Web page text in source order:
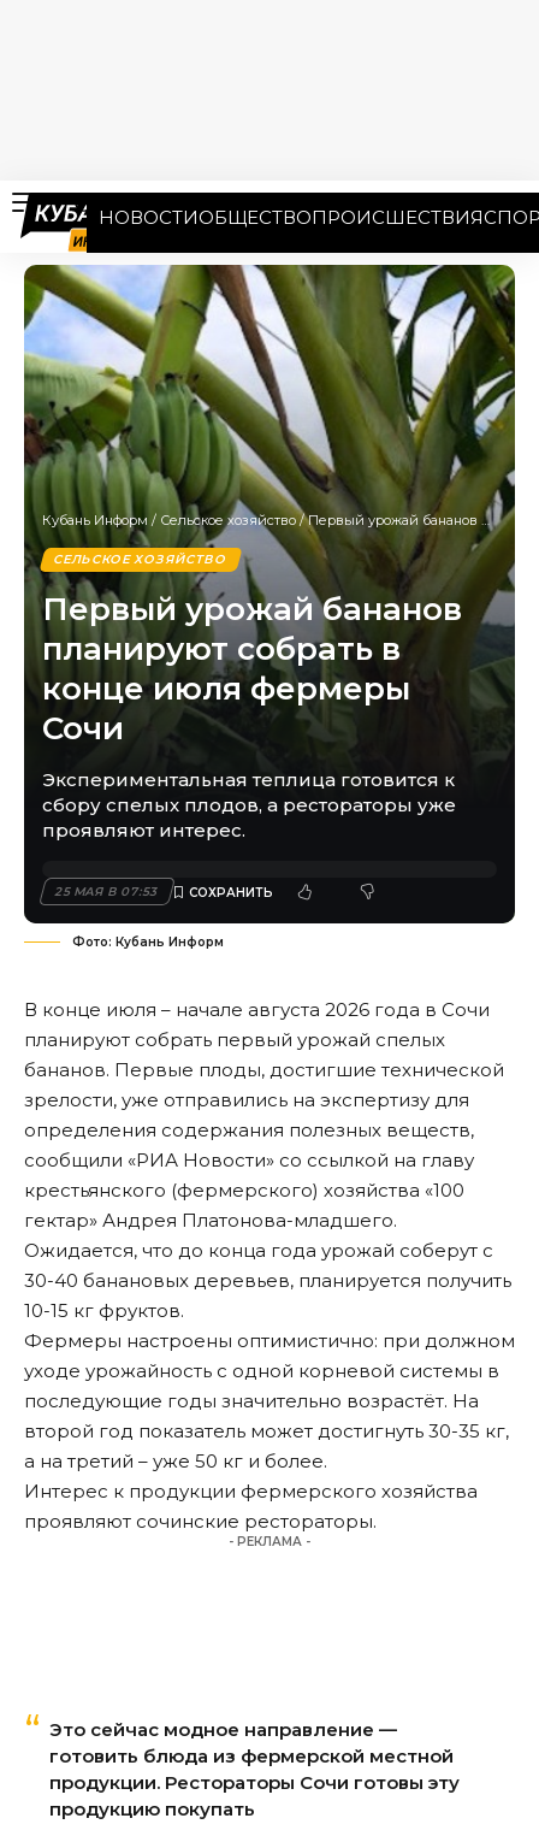
НОВОСТИОБЩЕСТВОПРОИСШЕСТВИЯ
Кубань Информ / Сельское хозяйство/Первый урожай бананов планируют собрать в конце июля фермеры Сочи
СЕЛЬСКОЕ ХОЗЯЙСТВО
Первый урожай бананов
планируют собрать в
конце июля фермеры
Сочи
Экспериментальная теплица готовится к
сбору спелых плодов, а рестораторы уже
проявляют интерес.
25 МАЯ В 07:53
Фото: Кубань Информ
В конце июля – начале августа 2026 года в Сочи
планируют собрать первый урожай спелых
бананов. Первые плоды, достигшие технической
зрелости, уже отправились на экспертизу для
определения содержания полезных веществ,
сообщили «РИА Новости» со ссылкой на главу
крестьянского (фермерского) хозяйства «100
гектар» Андрея Платонова-младшего.
Ожидается, что до конца года урожай соберут с
30-40 банановых деревьев, планируется получить
10-15 кг фруктов.
Фермеры настроены оптимистично: при должном
уходе урожайность с одной корневой системы в
последующие годы значительно возрастёт. На
второй год показатель может достигнуть 30-35 кг,
а на третий – уже 50 кг и более.
Интерес к продукции фермерского хозяйства
проявляют сочинские рестораторы.
- РЕКЛАМА -
Это сейчас модное направление —
готовить блюда из фермерской местной
продукции. Рестораторы Сочи готовы эту
продукцию покупать